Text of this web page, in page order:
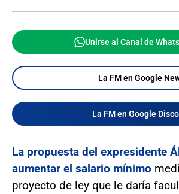
Unirse al Canal de
La FM en Google
La FM en Google
La propuesta del expresidente
aumentar el salario mínimo
proyecto de ley que le daría